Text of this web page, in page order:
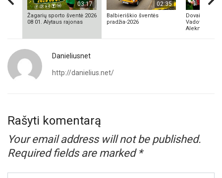
03:17
Žagarių sporto šventė 2026
08 01. Alytaus rajonas
02:35
Balbieriškio šventės
pradžia-2026
Dovainonių
Vadovas
Aleknavičius
Danieliusnet
http://danielius.net/
Rašyti komentarą
Your email address will not be published.
Required fields are marked *